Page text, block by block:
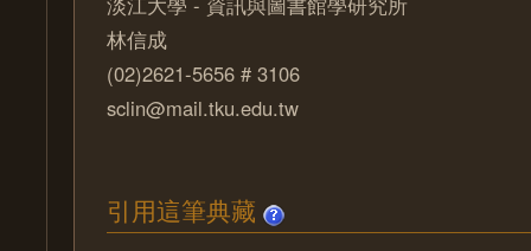
林信成
(02)2621-5656 # 3106
sclin@mail.tku.edu.tw
引用這筆典藏